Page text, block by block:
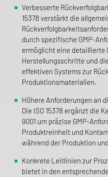
Verbesserte
15378 verstärkt die
durch spezifische GMP-
ermöglicht eine detaillierte
Herstellungsschritte und
effektiven Systems zur
Produktionsmaterialien.
Höhere Anforderungen an
Die ISO 15378 ergänzt die
9001 um präzise GMP-
Produktreinheit und
während der Produktion
Konkrete Leitlinien zur
bietet in den